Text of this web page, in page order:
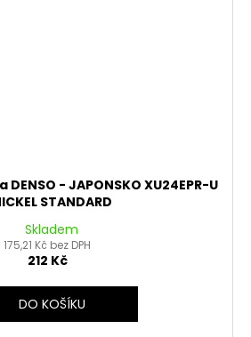
- JAPONSKO XU24EPR-U
STANDARD
Skladem
175,21 Kč bez DPH
212 Kč
DO KOŠÍKU